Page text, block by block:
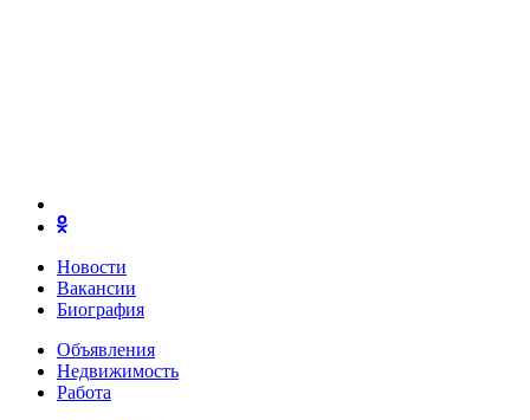
Новости
Вакансии
Биография
Объявления
Недвижимость
Работа